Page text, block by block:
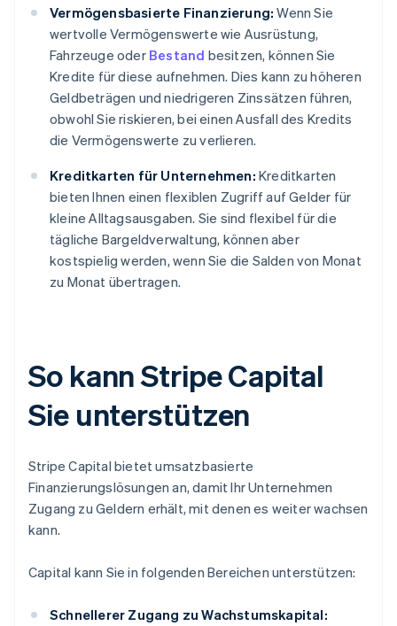
Vermögensbasierte Finanzierung: Wenn Sie
wertvolle Vermögenswerte wie Ausrüstung,
Fahrzeuge oder Bestand besitzen, können Sie
Kredite für diese aufnehmen. Dies kann zu höheren
Geldbeträgen und niedrigeren Zinssätzen führen,
obwohl Sie riskieren, bei einen Ausfall des Kredits
die Vermögenswerte zu verlieren.
Kreditkarten für Unternehmen: Kreditkarten
bieten Ihnen einen flexiblen Zugriff auf Gelder für
kleine Alltagsausgaben. Sie sind flexibel für die
tägliche Bargeldverwaltung, können aber
kostspielig werden, wenn Sie die Salden von Monat
zu Monat übertragen.
So kann Stripe Capital
Sie unterstützen
Stripe Capital bietet umsatzbasierte
Finanzierungslösungen an, damit Ihr Unternehmen
Zugang zu Geldern erhält, mit denen es weiter wachsen
kann.
Capital kann Sie in folgenden Bereichen unterstützen:
Schnellerer Zugang zu Wachstumskapital: